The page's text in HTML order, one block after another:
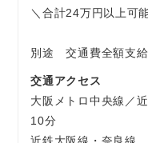
＼合計24万円以上可
別途 交通費全額支給
交通アクセス
大阪メトロ中央線／
10分
近鉄大阪線・奈良